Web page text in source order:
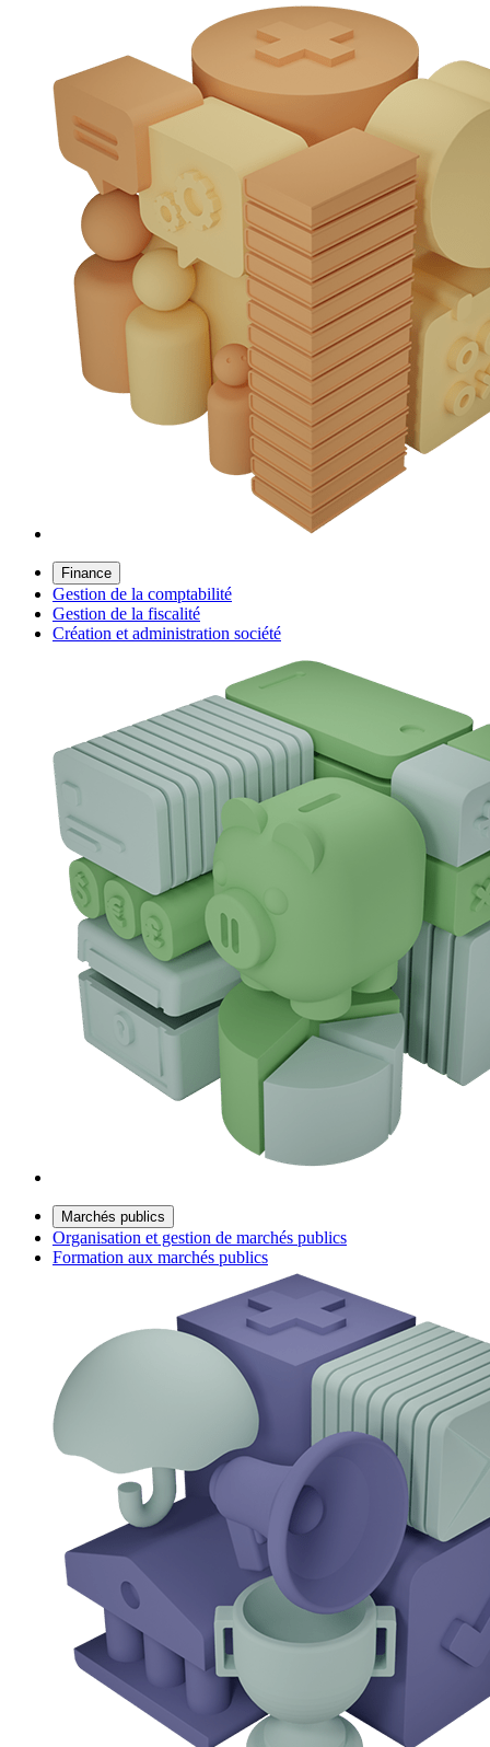
Finance
Gestion de la comptabilité
Gestion de la fiscalité
Création et administration société
Marchés publics
Organisation et gestion de marchés publics
Formation aux marchés publics